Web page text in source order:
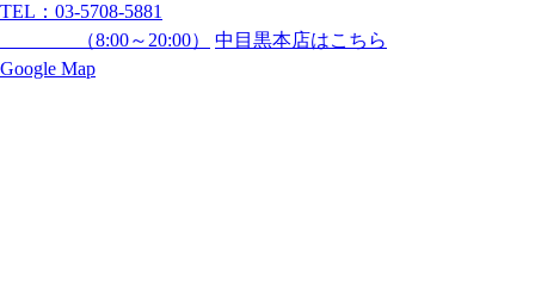
TEL： 03-5708-5881
（8:00～20:00）
中目黒本店はこちら
Google Map